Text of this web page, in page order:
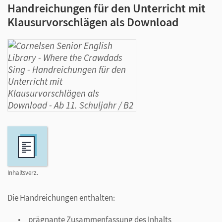
Inhaltsverz.
Handreichungen für den Unterricht mit
Klausurvorschlägen als Download
Die Handreichungen enthalten:
prägnante Zusammenfassung des Inhalts